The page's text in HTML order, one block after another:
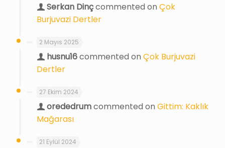
Serkan Dinçcommented on Çok
Burjuvazi Dertler
2 Mayıs 2025
husnu16commented on Çok Burjuvazi
Dertler
27 Ekim 2024
orededrumcommented on Gittim: Kaklık
Mağarası
21 Eylül 2024